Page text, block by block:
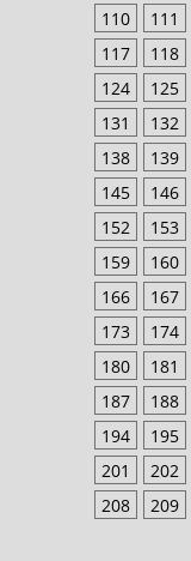
110
111
117
118
124
125
131
132
138
139
145
146
152
153
159
160
166
167
173
174
180
181
187
188
194
195
201
202
208
209